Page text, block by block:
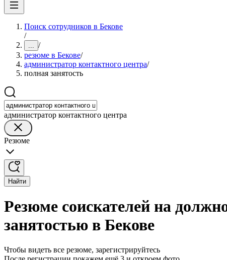
Поиск сотрудников в Бекове
/
... /
резюме в Бекове/
администратор контактного центра/
полная занятость
администратор контактного центра
Резюме
Найти
Резюме соискателей на
занятостью в Бекове
Чтобы видеть все резюме, зарегистрируйтесь